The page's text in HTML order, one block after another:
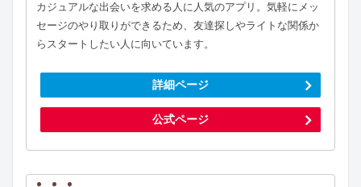
カジュアルな出会いを求める人に人気のアプリ。気軽にメッ
セージのやり取りができるため、友達探しやライトな関係か
らスタートしたい人に向いています。
詳細ページ
公式ページ